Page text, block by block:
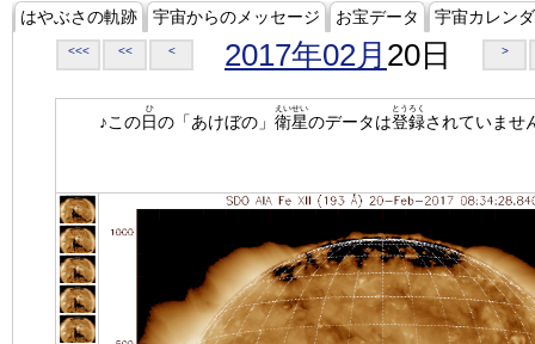
はやぶさの軌跡 宇宙からのメッセージ お宝データ 宇宙カレン
<<< << < 2017年02月 20日 >
♪この日
ひ
の「あけぼの」 衛星
えいせい
のデータは登録
とうろく
されていませ